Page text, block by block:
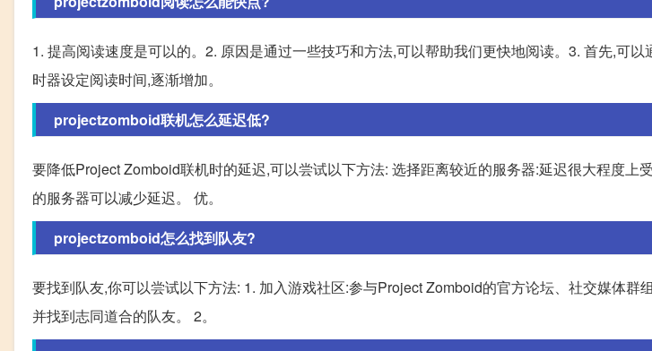
1. 提高阅读速度是可以的。2. 原因是通过一些技巧和方法,可以帮助我们更快地阅读。3. 首先,可
时器设定阅读时间,逐渐增加。
projectzomboid联机怎么延迟低?
要降低Project Zomboid联机时的延迟,可以尝试以下方法: 选择距离较近的服务器:延迟很大程度上
的服务器可以减少延迟。 优。
projectzomboid怎么找到队友?
要找到队友,你可以尝试以下方法: 1. 加入游戏社区:参与Project Zomboid的官方论坛、社交媒体群
并找到志同道合的队友。 2。